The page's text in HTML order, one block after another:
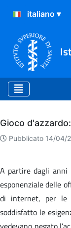
Archivio
Gioco
Pubblicato 14/04/
A partire dagli anni
esponenziale delle
di internet, per le
soddisfatto le